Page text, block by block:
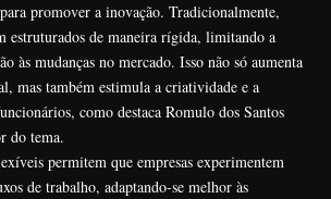
promover a inovação. Tradicionalmente,
estruturados de maneira rígida, limitando a
às mudanças no mercado. Isso não só aumenta
mas também estimula a criatividade e a
como destaca Romulo dos Santos
do tema.
permitem que empresas experimentem
de trabalho, adaptando-se melhor às